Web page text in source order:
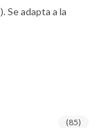
Se adapta a la
(85)